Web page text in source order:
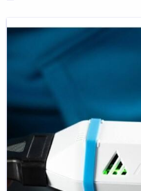
Blogi:
Korkeajänniteakkujen
kuntotarkastus
–